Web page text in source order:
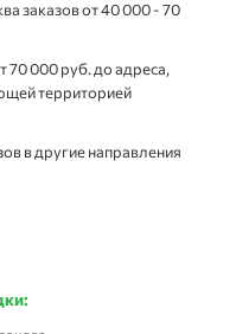
заказов от 40 000 - 70
70 000 руб. до адреса,
территорией
в другие направления